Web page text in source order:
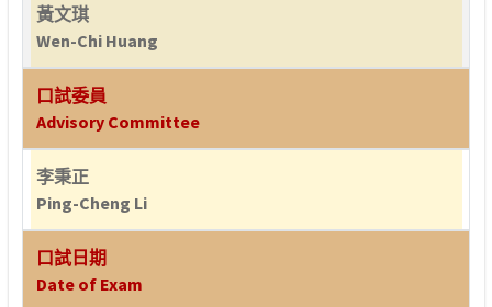
黃文琪
Wen-Chi Huang
口試委員
Advisory Committee
李秉正
Ping-Cheng Li
口試日期
Date of Exam